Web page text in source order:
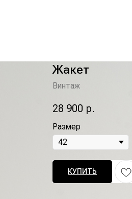
Жакет
Винтаж
28 900 р.
Размер
КУПИТЬ